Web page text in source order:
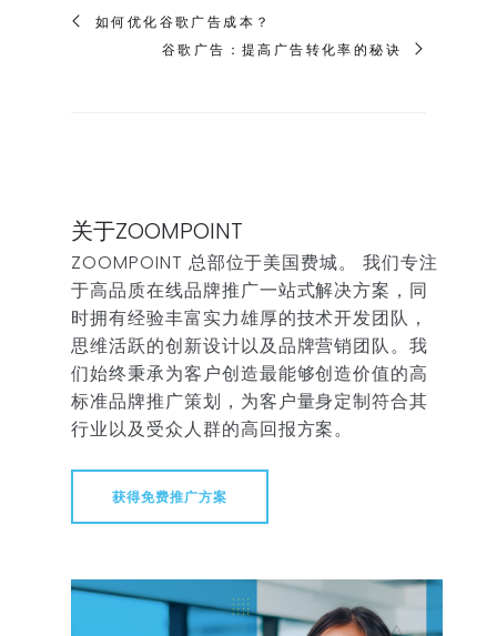
如何优化谷歌广告成本？
谷歌广告：提高广告转化率的秘诀
关于ZOOMPOINT
ZOOMPOINT 总部位于美国费城。 我们专注
于高品质在线品牌推广一站式解决方案，同
时拥有经验丰富实力雄厚的技术开发团队，
思维活跃的创新设计以及品牌营销团队。我
们始终秉承为客户创造最能够创造价值的高
标准品牌推广策划，为客户量身定制符合其
行业以及受众人群的高回报方案。
获得免费推广方案